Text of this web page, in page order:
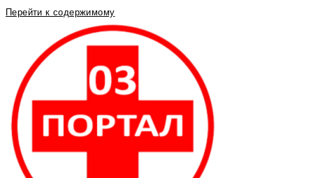
Перейти к содержимому